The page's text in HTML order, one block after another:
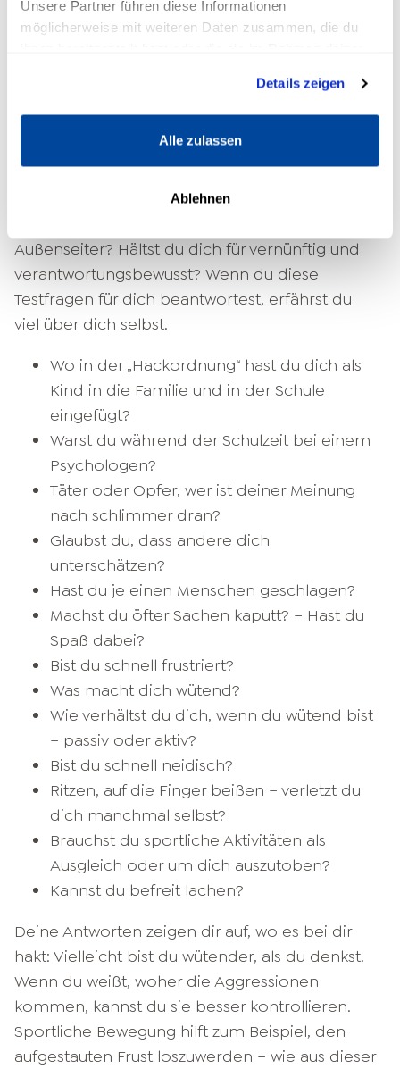
Unsere Partner führen diese Informationen
möglicherweise mit weiteren Daten zusammen, die du
Details zeigen
Alle zulassen
Ablehnen
leichte Reizbarkeit,
körperliche Angriffe auf andere,
keine Schuldgefühle.
Aggressionsprobleme Test
Wie aggressiv bist du selbst? Warst du als Kind
Außenseiter? Hältst du dich für vernünftig und
verantwortungsbewusst? Wenn du diese
Testfragen für dich beantwortest, erfährst du
viel über dich selbst.
Wo in der „Hackordnung“ hast du dich als
Kind in die Familie und in der Schule
eingefügt?
Warst du während der Schulzeit bei einem
Psychologen?
Täter oder Opfer, wer ist deiner Meinung
nach schlimmer dran?
Glaubst du, dass andere dich
unterschätzen?
Hast du je einen Menschen geschlagen?
Machst du öfter Sachen kaputt? – Hast du
Spaß dabei?
Bist du schnell frustriert?
Was macht dich wütend?
Wie verhältst du dich, wenn du wütend bist
– passiv oder aktiv?
Bist du schnell neidisch?
Ritzen, auf die Finger beißen – verletzt du
dich manchmal selbst?
Brauchst du sportliche Aktivitäten als
Ausgleich oder um dich auszutoben?
Kannst du befreit lachen?
Deine Antworten zeigen dir auf, wo es bei dir
hakt: Vielleicht bist du wütender, als du denkst.
Wenn du weißt, woher die Aggressionen
kommen, kannst du sie besser kontrollieren.
Sportliche Bewegung hilft zum Beispiel, den
aufgestauten Frust loszuwerden – wie aus dieser